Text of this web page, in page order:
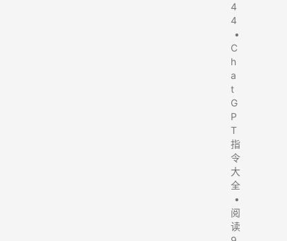
4
4
•
C
h
a
t
G
P
T
指
令
大
全
•
阅
读